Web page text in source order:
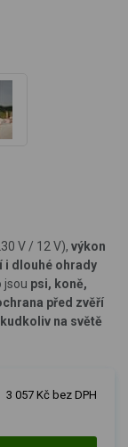
V / 12 V), výkon
i dlouhé ohrady
jsou psi, koně,
před zvěří
na světě
3 057 Kč bez DPH